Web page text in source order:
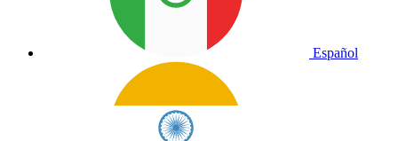
Español